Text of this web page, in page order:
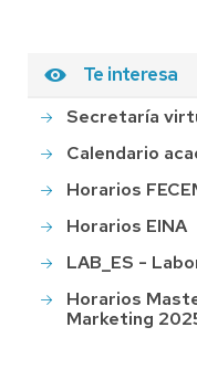
Te interesa
Secretaría
Calendario
Horarios
Horarios EINA
LAB_ES -
Horarios
Marketing